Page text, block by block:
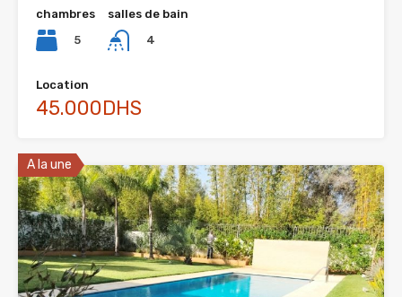
chambres
5
salles de bain
4
Location
45.000DHS
A la une